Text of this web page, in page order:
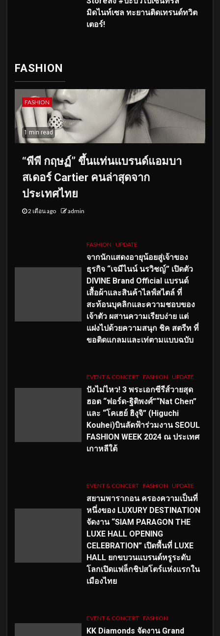
มิดไนท์เซล ทะยานติดเทรนด์ทวิต
เตอร์!
FASHION
FASHION
1 min read
“พีพี กฤษฏ์” ขึ้นแท่นแบรนด์แอมบา
สเดอร์ Cartier คนล่าสุดจาก
ประเทศไทย
2 เดือน ago admin
FASHION UPDATE
จากนักแสดงอายุน้อยสู่เจ้าของ
ธุรกิจ “เจมีไนน์ นรวิชญ์” เปิดตัว
DIVINE Brand Official แบรนด์
เสื้อผ้าและสินค้าไลฟ์สไตล์ ที่
สะท้อนบุคลิกและความชอบของ
เจ้าตัว ผสานความเรียบง่าย แต่
แฝงไปด้วยความสนุก ชิค สตรีท ที่
ขอติดแกลมและเท่ตามแบบฉบับ
EVENT & CONCERT FASHION UPDATE
ปังไม่ไหว! 3 พระเอกซีรีส์วายสุด
ฮอต “ฟอร์ด-ฐิติพงศ์”“Nat Chen”
และ “โคเฮย์ ฮิงุจิ” (Higuchi
Kouhei)บินลัดฟ้าร่วมงาน SEOUL
FASHION WEEK 2024 ณ ประเทศ
เกาหลีใต้
EVENT & CONCERT FASHION UPDATE
สยามพารากอน ครองความเป็นที่
หนึ่งของ LUXURY DESTINATION
จัดงาน “SIAM PARAGON THE
LUXE HALL OPENING
CELEBRATION” เปิดพื้นที่ LUXE
HALL ยกขบวนแบรนด์หรูระดับ
โลกเปิดแฟล็กชิปสโตร์แห่งแรกใน
เมืองไทย
EVENT & CONCERT FASHION
KK Diamonds จัดงาน Grand